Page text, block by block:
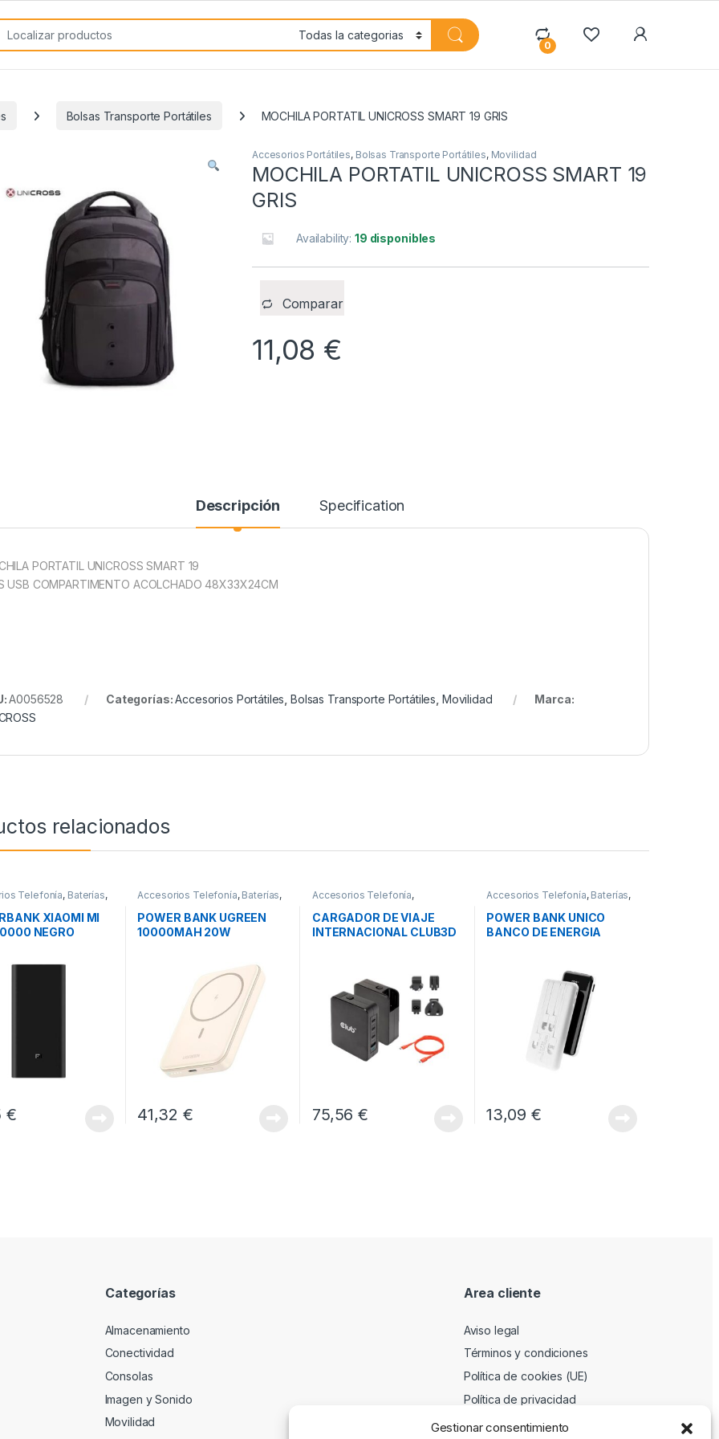
Gestionar consentimiento
for:
0
Bolsas Transporte Portátiles MOCHILA PORTATIL UNICROSS SMART 19 GRIS
Accesorios Portátiles, Bolsas Transporte Portátiles, Movilidad
MOCHILA PORTATIL UNICROSS SMART 19
GRIS
Availability:19 disponibles
Comparar
11,08 €
Descripción Specification
PORTATIL UNICROSS SMART 19
USB COMPARTIMENTO ACOLCHADO 48X33X24CM
A0056528 Categorías:Accesorios Portátiles ,Bolsas Transporte Portátiles Movilidad
Marca:
relacionados
Telefonía, Baterías,
XIAOMI MI
NEGRO
€
Accesorios Telefonía, Baterías,
POWER BANK UGREEN
10000MAH 20W
41,32 €
Accesorios Telefonía,
Movilidad
CARGADOR DE VIAJE
INTERNACIONAL CLUB3D
75,56€
Accesorios Telefonía, Baterías,
POWER BANK UNICO
BANCO DE ENERGIA
13,09 €
Categorías
Almacenamiento
Conectividad
Consolas
Imagen y Sonido
Movilidad
Area cliente
Aviso legal
Términos y condiciones
Política de cookies (UE)
Política de privacidad